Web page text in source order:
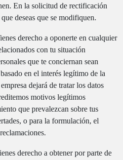
En la solicitud de rectificación
deseas que se modifiquen.
derecho a oponerte en cualquier
con tu situación
que te conciernan sean
en el interés legítimo de la
dejará de tratar los datos
motivos legítimos
que prevalezcan sobre tus
o para la formulación, el
derecho a obtener por parte de